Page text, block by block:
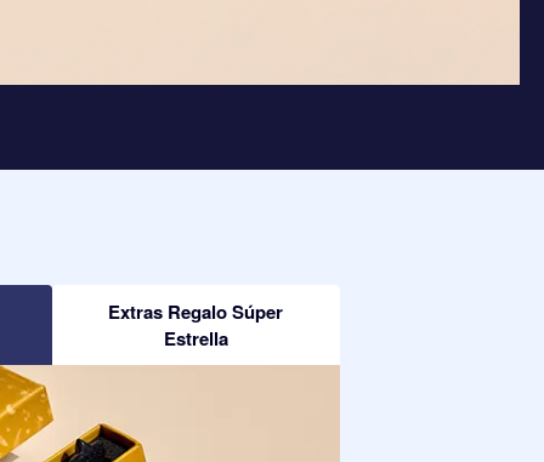
Extras Regalo Súper
Estrella